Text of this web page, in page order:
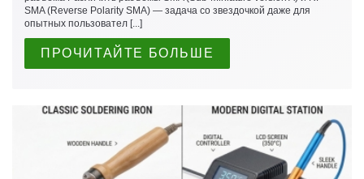
SMA (Reverse Polarity SMA) — задача со звездочкой даже для
опытных пользовател [...]
ПРОЧИТАЙТЕ БОЛЬШЕ